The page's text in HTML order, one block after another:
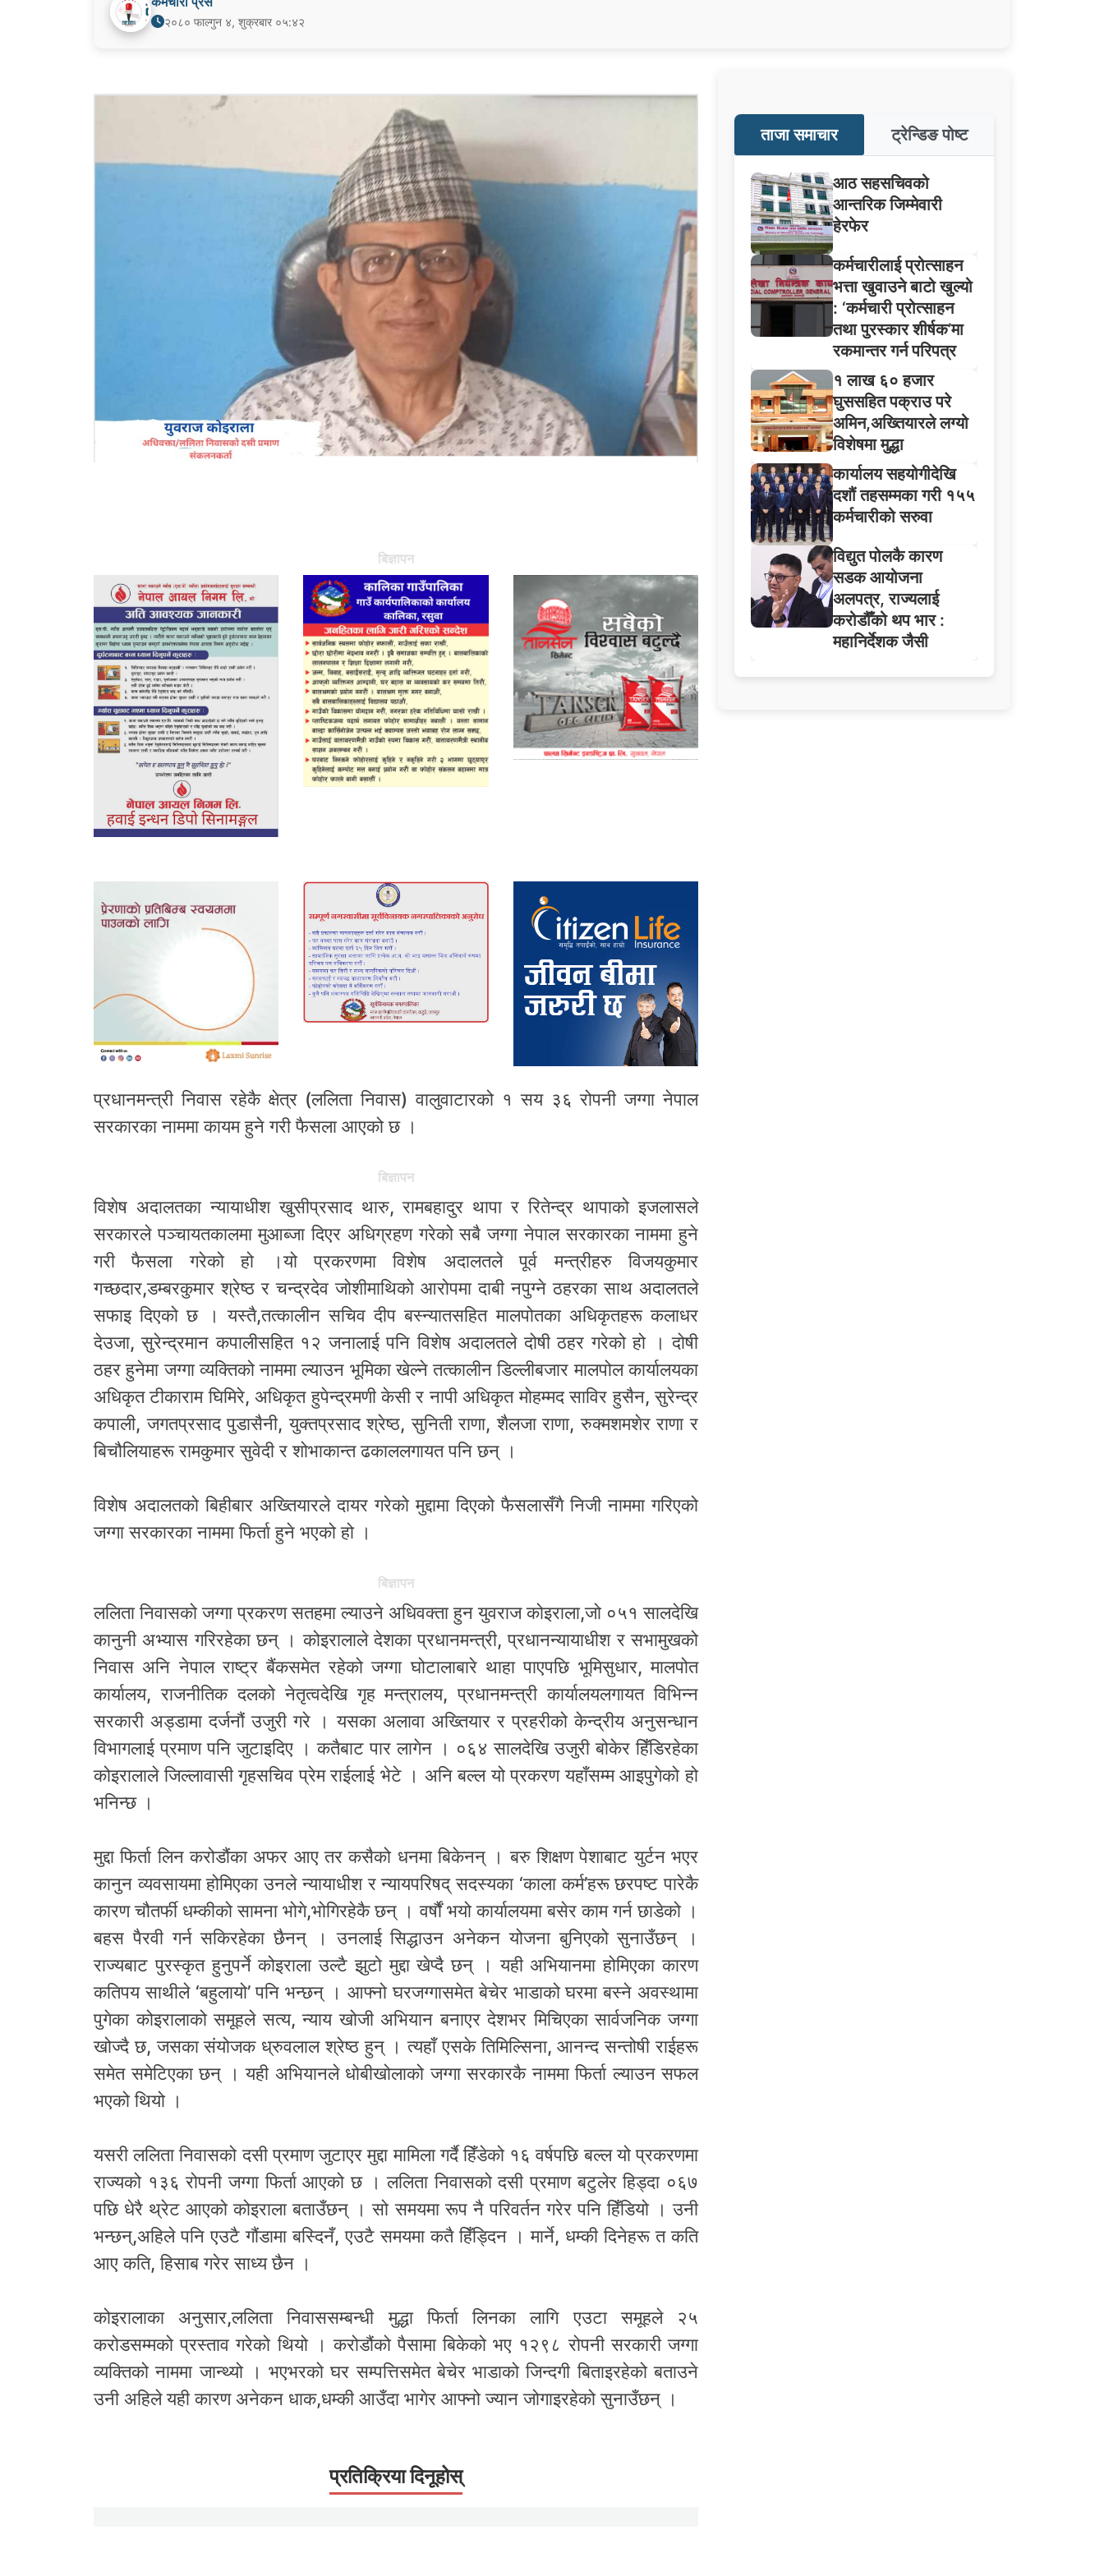
२०८० फाल्गुन ४, शुक्रबार ०५:४२
बिज्ञापन
प्रधानमन्त्री निवास रहेकै क्षेत्र (ललिता निवास) वालुवाटारको १ सय ३६ रोपनी जग्गा नेपाल
सरकारका नाममा कायम हुने गरी फैसला आएको छ ।
बिज्ञापन
विशेष अदालतका न्यायाधीश खुसीप्रसाद थारु, रामबहादुर थापा र रितेन्द्र थापाको इजलासले
सरकारले पञ्चायतकालमा मुआब्जा दिएर अधिग्रहण गरेको सबै जग्गा नेपाल सरकारका नाममा हुने
गरी फैसला गरेको हो ।यो प्रकरणमा विशेष अदालतले पूर्व मन्त्रीहरु विजयकुमार
गच्छदार,डम्बरकुमार श्रेष्ठ र चन्द्रदेव जोशीमाथिको आरोपमा दाबी नपुग्ने ठहरका साथ अदालतले
सफाइ दिएको छ । यस्तै,तत्कालीन सचिव दीप बस्न्यातसहित मालपोतका अधिकृतहरू कलाधर
देउजा, सुरेन्द्रमान कपालीसहित १२ जनालाई पनि विशेष अदालतले दोषी ठहर गरेको हो । दोषी
ठहर हुनेमा जग्गा व्यक्तिको नाममा ल्याउन भूमिका खेल्ने तत्कालीन डिल्लीबजार मालपोल कार्यालयका
अधिकृत टीकाराम घिमिरे, अधिकृत हुपेन्द्रमणी केसी र नापी अधिकृत मोहम्मद साविर हुसैन, सुरेन्द्र
कपाली, जगतप्रसाद पुडासैनी, युक्तप्रसाद श्रेष्ठ, सुनिती राणा, शैलजा राणा, रुक्मशमशेर राणा र
बिचौलियाहरू रामकुमार सुवेदी र शोभाकान्त ढकाललगायत पनि छन् ।
विशेष अदालतको बिहीबार अख्तियारले दायर गरेको मुद्दामा दिएको फैसलासँगै निजी नाममा गरिएको
जग्गा सरकारका नाममा फिर्ता हुने भएको हो ।
बिज्ञापन
ललिता निवासको जग्गा प्रकरण सतहमा ल्याउने अधिवक्ता हुन युवराज कोइराला,जो ०५१ सालदेखि
कानुनी अभ्यास गरिरहेका छन् । कोइरालाले देशका प्रधानमन्त्री, प्रधानन्यायाधीश र सभामुखको
निवास अनि नेपाल राष्ट्र बैंकसमेत रहेको जग्गा घोटालाबारे थाहा पाएपछि भूमिसुधार, मालपोत
कार्यालय, राजनीतिक दलको नेतृत्वदेखि गृह मन्त्रालय, प्रधानमन्त्री कार्यालयलगायत विभिन्न
सरकारी अड्डामा दर्जनौं उजुरी गरे । यसका अलावा अख्तियार र प्रहरीको केन्द्रीय अनुसन्धान
विभागलाई प्रमाण पनि जुटाइदिए । कतैबाट पार लागेन । ०६४ सालदेखि उजुरी बोकेर हिँडिरहेका
कोइरालाले जिल्लावासी गृहसचिव प्रेम राईलाई भेटे । अनि बल्ल यो प्रकरण यहाँसम्म आइपुगेको हो
भनिन्छ ।
मुद्दा फिर्ता लिन करोडौंका अफर आए तर कसैको धनमा बिकेनन् । बरु शिक्षण पेशाबाट युर्टन भएर
कानुन व्यवसायमा होमिएका उनले न्यायाधीश र न्यायपरिषद् सदस्यका ‘काला कर्म’हरू छरपष्ट पारेकै
कारण चौतर्फी धम्कीको सामना भोगे,भोगिरहेकै छन् । वर्षौं भयो कार्यालयमा बसेर काम गर्न छाडेको ।
बहस पैरवी गर्न सकिरहेका छैनन् । उनलाई सिद्धाउन अनेकन योजना बुनिएको सुनाउँछन् ।
राज्यबाट पुरस्कृत हुनुपर्ने कोइराला उल्टै झुटो मुद्दा खेप्दै छन् । यही अभियानमा होमिएका कारण
कतिपय साथीले ‘बहुलायो’ पनि भन्छन् । आफ्नो घरजग्गासमेत बेचेर भाडाको घरमा बस्ने अवस्थामा
पुगेका कोइरालाको समूहले सत्य, न्याय खोजी अभियान बनाएर देशभर मिचिएका सार्वजनिक जग्गा
खोज्दै छ, जसका संयोजक ध्रुवलाल श्रेष्ठ हुन् । त्यहाँ एसके तिमिल्सिना, आनन्द सन्तोषी राईहरू
समेत समेटिएका छन् । यही अभियानले धोबीखोलाको जग्गा सरकारकै नाममा फिर्ता ल्याउन सफल
भएको थियो ।
यसरी ललिता निवासको दसी प्रमाण जुटाएर मुद्दा मामिला गर्दै हिँडेको १६ वर्षपछि बल्ल यो प्रकरणमा
राज्यको १३६ रोपनी जग्गा फिर्ता आएको छ । ललिता निवासको दसी प्रमाण बटुलेर हिड्दा ०६७
पछि धेरै थ्रेट आएको कोइराला बताउँछन् । सो समयमा रूप नै परिवर्तन गरेर पनि हिँडियो । उनी
भन्छन्,अहिले पनि एउटै गौंडामा बस्दिनँ, एउटै समयमा कतै हिँड्दिन । मार्ने, धम्की दिनेहरू त कति
आए कति, हिसाब गरेर साध्य छैन ।
कोइरालाका अनुसार,ललिता निवाससम्बन्धी मुद्धा फिर्ता लिनका लागि एउटा समूहले २५
करोडसम्मको प्रस्ताव गरेको थियो । करोडौंको पैसामा बिकेको भए १२९८ रोपनी सरकारी जग्गा
व्यक्तिको नाममा जान्थ्यो । भएभरको घर सम्पत्तिसमेत बेचेर भाडाको जिन्दगी बिताइरहेको बताउने
उनी अहिले यही कारण अनेकन धाक,धम्की आउँदा भागेर आफ्नो ज्यान जोगाइरहेको सुनाउँछन् ।
प्रतिक्रिया दिनूहोस्
ताजा समाचार ट्रेन्डिङ पोष्ट
आठ सहसचिवको
आन्तरिक जिम्मेवारी
हेरफेर
कर्मचारीलाई प्रोत्साहन
भत्ता खुवाउने बाटो खुल्यो
: ‘कर्मचारी प्रोत्साहन
तथा पुरस्कार शीर्षक’मा
रकमान्तर गर्न परिपत्र
१ लाख ६० हजार
घुससहित पक्राउ परे
अमिन,अख्तियारले लग्यो
विशेषमा मुद्धा
कार्यालय सहयोगीदेखि
दशौं तहसम्मका गरी १५५
कर्मचारीको सरुवा
विद्युत पोलकै कारण
सडक आयोजना
अलपत्र, राज्यलाई
करोडौँको थप भार :
महानिर्देशक जैसी